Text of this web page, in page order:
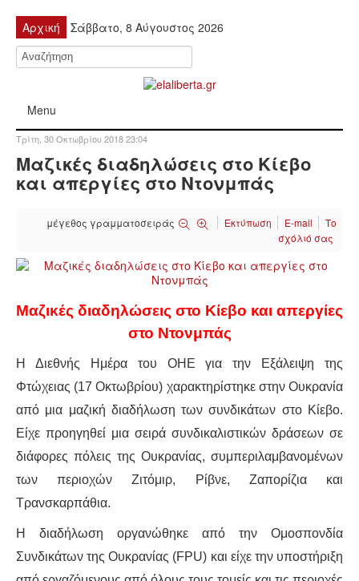
Αρχική Σάββατο, 8 Αύγουστος 2026
Menu
ΚΙΝΗΤΟΠΟΙΉΣΕΙΣ
ΕΙΔΉΣΕΙΣ
ΑΝΑΚΟΙΝΏΣΕΙΣ
ΑΝΑΛΎΣΕΙΣ
ΔΙΕΘΝΉ
ΕΙΔΉΣΕΙΣ
ΚΌΣΜΟΣ
ΔΥΤΙΚΉ ΕΥΡΏΠΗ
Τρίτη, 30 Οκτωβρίου 2018 23:04
Μαζικές διαδηλώσεις στο Κίεβο
και απεργίες στο Ντονμπάς
μέγεθος γραμματοσειράς Εκτύπωση E-mail
Το
σχόλιό σας
Μαζικές διαδηλώσεις στο Κίεβο και απεργίες
στο Ντονμπάς
Η Διεθνής Ημέρα του ΟΗΕ για την Εξάλειψη της
Φτώχειας (17 Οκτωβρίου) χαρακτηρίστηκε στην Ουκρανία
από μια μαζική διαδήλωση των συνδικάτων στο Κίεβο.
Είχε προηγηθεί μια σειρά συνδικαλιστικών δράσεων σε
διάφορες πόλεις της Ουκρανίας, συμπεριλαμβανομένων
των περιοχών Ζιτόμιρ, Ρίβνε, Ζαπορίζια και
Τρανσκαρπάθια.
Η διαδήλωση οργανώθηκε από την Ομοσπονδία
Συνδικάτων της Ουκρανίας (FPU) και είχε την υποστήριξη